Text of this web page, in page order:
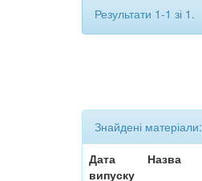
Результати 1-1 зі 1.
Знайдені матеріали:
Дата
випуску
Назва